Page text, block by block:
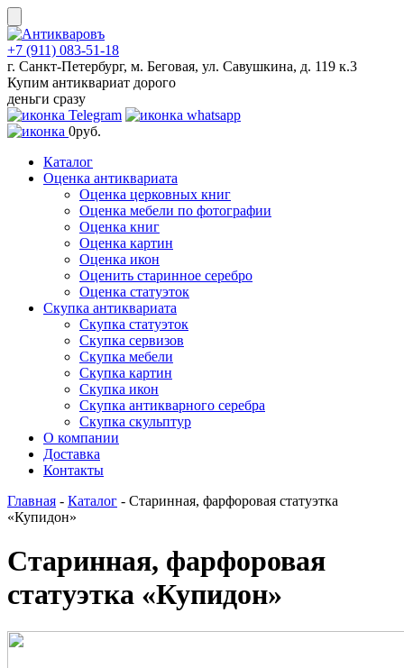
Skip
to
content
+7 (911) 083-51-18
г. Санкт-Петербург, м. Беговая, ул. Савушкина, д. 119 к.3
Купим антиквариат дорого
деньги сразу
0руб.
Каталог
Оценка антиквариата
Оценка церковных книг
Оценка мебели по фотографии
Оценка книг
Оценка картин
Оценка икон
Оценить старинное серебро
Оценка статуэток
Скупка антиквариата
Скупка статуэток
Скупка сервизов
Скупка мебели
Скупка картин
Скупка икон
Скупка антикварного серебра
Скупка скульптур
О компании
Доставка
Контакты
Главная - Каталог - Старинная, фарфоровая статуэтка
«Купидон»
Старинная, фарфоровая
статуэтка «Купидон»